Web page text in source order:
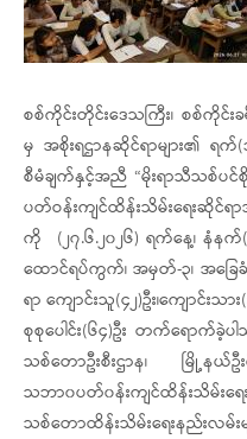
စစ်ကိုင်းတိုင်းဒေသကြီး၊ စစ်ကိုင်း
မှ အစိုးရဌာနဆိုင်ရာများ၏ ရ
စီမံချက်နှင့်အညီ “မိုးရာသီသစ်ပင်စို
ပတ်ဝန်းကျင်ထိန်းသိမ်းရေးဆိုင်ရ
ကို ‌‌ (၂၇.၆.၂၀၂၆) ရက်နေ့၊ နံနက်
ထောင်ရပ်ကွက်၊ အမှတ်-၃၊ အခြ
ရာ ကျောင်းသူ(၄၂)ဦး၊ကျောင်းသ
စုစုပေါင်း(၆၄)ဦး တက်ရောက်ခဲ့
သစ်တောဦးစီးဌာန၊ မြို့န
သဘာ၀ပတ်၀န်းကျင်ထိန်းသိမ်းရ
သစ်တောထိန်းသိမ်းရေးနည်းလ